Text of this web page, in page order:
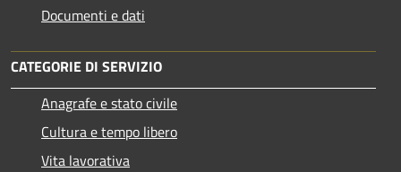
Documenti e dati
CATEGORIE DI SERVIZIO
Anagrafe e stato civile
Cultura e tempo libero
Vita lavorativa